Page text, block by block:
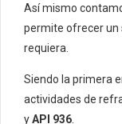
Así mismo
permite ofrecer un
requiera.
Siendo la primera
actividades de
yAPI 936